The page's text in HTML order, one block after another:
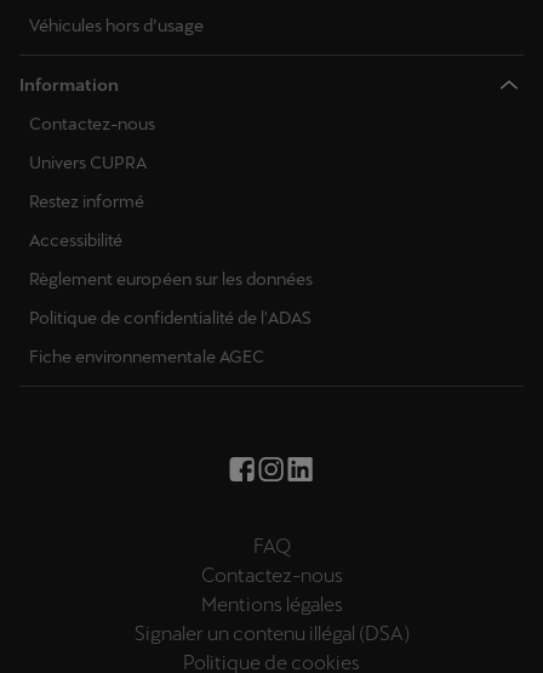
Véhicules hors d’usage
Information
Contactez-nous
Univers CUPRA
Restez informé
Accessibilité
Règlement européen sur les données
Politique de confidentialité de l'ADAS
Fiche environnementale AGEC
FAQ
Contactez-nous
Mentions légales
Signaler un contenu illégal (DSA)
Politique de cookies